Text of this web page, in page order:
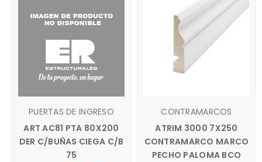
PUERTAS DE INGRESO
ART AC81 PTA 80X200
DER C/BUÑAS CIEGA C/B
75
CONTRAMARCOS
ATRIM 3000 7X250
CONTRAMARCO MARCO
PECHO PALOMA BCO